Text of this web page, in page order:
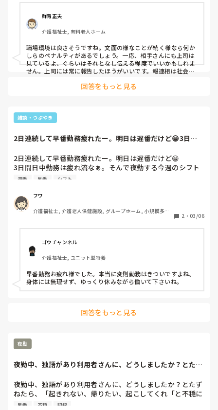
ウロウロしていたので「どうしましたか？」と聞かれたので
「ゴミ回収をしましたか？」と聞いたら「まだやってませ
ん」
呆れる私。
副主任に会って「どう？」って聞かれたので報告。
副主任が「さっき、チラッとモニターを見てたら座っていた
よ」との事。
ちゃんとやって欲しい事を伝えたのに…
夫かな。
今日だけで他にもあるんだけど、何か疲れた💦
群青正夫
介護福祉士, 有料老人ホーム
職場環境は良さそうですね。文面の様なことが続く様なら何か
しらのペナルティがあるでしょう。一応、相手さんにも上司は
見ているよ、ぐらいはそれとなし伝える程度でいいかもしれま
せん。上司には常に報告したほうがいいです。報連相は社会人
回答をもっと見る
雑談・つぶやき
2日連続して早番勤務疲れたー。明日は遅番だけど😁3日間
2日連続して早番勤務疲れたー。明日は遅番だけど😁
3日間日中勤務は疲れ流なぁ。そんで夜勤する今週のシフト
だ。
遅番 早番 シフト
フワ
介護福祉士, 介護老人保健施設, グループホーム, 小規模多機
2 ・ 03/06
ゴウチャンネル
介護福祉士, ユニット型特養
早番勤務お疲れ様でした。本当に変則勤務はきついですよね。
身体には無理せず、ゆっくり休みながら働いて下さいね。
回答をもっと見る
夜勤
夜勤中、独語があり利用者さんに、どうしましたか？とたず
夜勤中、独語があり利用者さんに、どうしましたか？とたず
ねたら、「起きれない、帰りたい、起こしてくれ「と不穏に
なりました。
早番 不穏 記録